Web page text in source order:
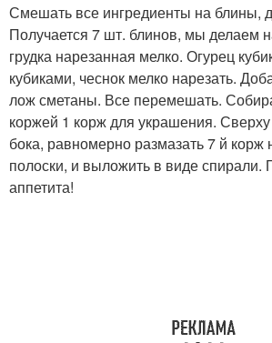
Смешать все ингредиенты на блины,
Получается 7 шт. блинов, мы делаем
грудка нарезанная мелко. Огурец
кубиками, чеснок мелко нарезать.
лож сметаны. Все перемешать.
коржей 1 корж для украшения.
бока, равномерно размазать 7 й корж
полоски, и выложить в виде спирали.
аппетита!